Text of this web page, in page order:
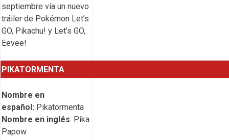
septiembre vía un nuevo
tráiler de Pokémon Let’s
GO, Pikachu! y Let’s GO,
Eevee!
PIKATORMENTA
Nombre en
español: Pikatormenta
Nombre en inglés: Pika
Papow